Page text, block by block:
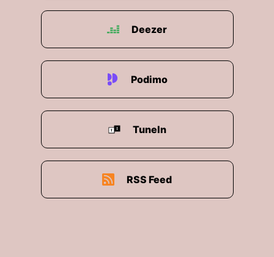
Deezer
Podimo
TuneIn
RSS Feed